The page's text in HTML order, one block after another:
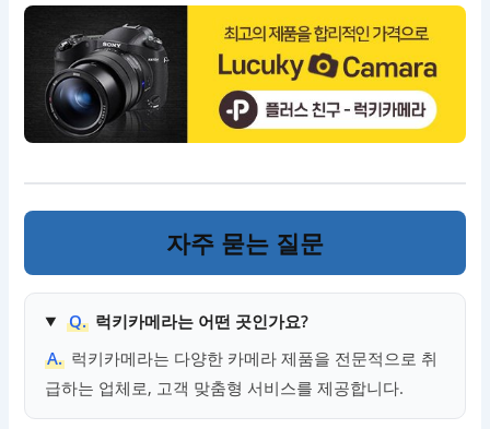
자주 묻는 질문
Q. 럭키카메라는 어떤 곳인가요?
A. 럭키카메라는 다양한 카메라 제품을 전문적으로 취
급하는 업체로, 고객 맞춤형 서비스를 제공합니다.